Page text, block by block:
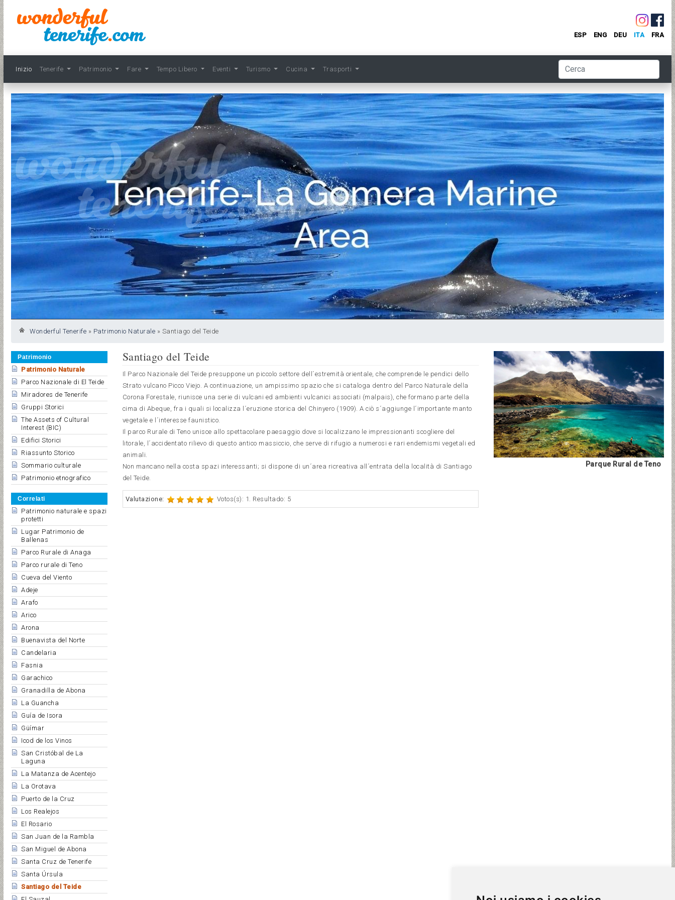
Inizio Tenerife Patrimonio Fare Tempo Libero Eventi Turismo Cucina Trasporti
ESP ENG DEU ITA FRA
Wonderful Tenerife » Patrimonio Naturale » Santiago del Teide
Patrimonio
Patrimonio Naturale
Parco Nazionale di El Teide
Miradores de Tenerife
Gruppi Storici
The Assets of Cultural
Interest (BIC)
Edifici Storici
Riassunto Storico
Sommario culturale
Patrimonio etnografico
Correlati
Patrimonio naturale e spazi
protetti
Lugar Patrimonio de
Ballenas
Parco Rurale di Anaga
Parco rurale di Teno
Cueva del Viento
Adeje
Arafo
Arico
Arona
Buenavista del Norte
Candelaria
Fasnia
Garachico
Granadilla de Abona
La Guancha
Guía de Isora
Güímar
Icod de los Vinos
San Cristóbal de La
Laguna
La Matanza de Acentejo
La Orotava
Puerto de la Cruz
Los Realejos
El Rosario
San Juan de la Rambla
San Miguel de Abona
Santa Cruz de Tenerife
Santa Úrsula
Santiago del Teide
Santiago del Teide
Il Parco Nazionale del Teide presuppone un piccolo settore dell´estremità orientale, che comprende le pendici dello
Strato vulcano Picco Viejo. A continuazione, un ampissimo spazio che si cataloga dentro del Parco Naturale della
Corona Forestale, riunisce una serie di vulcani ed ambienti vulcanici associati (malpais), che formano parte della
cima di Abeque, fra i quali si localizza l´eruzione storica del Chinyero (1909). A ciò s´aggiunge l´importante manto
vegetale e l´interesse faunistico.
Il parco Rurale di Teno unisce allo spettacolare paesaggio dove si localizzano le impressionanti scogliere del
litorale, l´accidentato rilievo di questo antico massiccio, che serve di rifugio a numerosi e rari endemismi vegetali ed
animali.
Non mancano nella costa spazi interessanti; si dispone di un´area ricreativa all´entrata della località di Santiago
del Teide.
Valutazione: Votos(s): 1. Resultado: 5
Parque Rural de Teno